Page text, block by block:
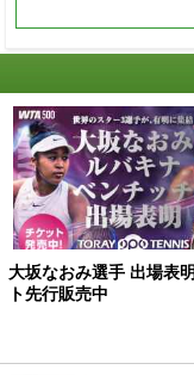
大坂なおみ選手 出場表
ト先行販売中